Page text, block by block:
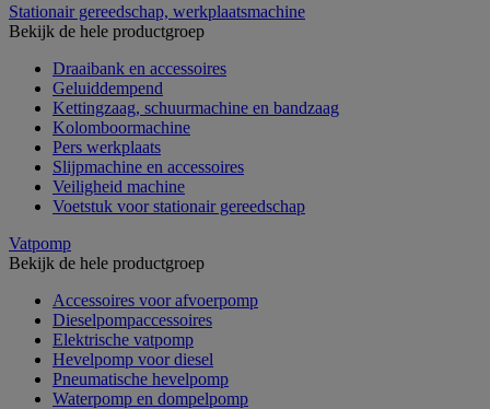
Stationair gereedschap, werkplaatsmachine
Bekijk de hele productgroep
Draaibank en accessoires
Geluiddempend
Kettingzaag, schuurmachine en bandzaag
Kolomboormachine
Pers werkplaats
Slijpmachine en accessoires
Veiligheid machine
Voetstuk voor stationair gereedschap
Vatpomp
Bekijk de hele productgroep
Accessoires voor afvoerpomp
Dieselpompaccessoires
Elektrische vatpomp
Hevelpomp voor diesel
Pneumatische hevelpomp
Waterpomp en dompelpomp